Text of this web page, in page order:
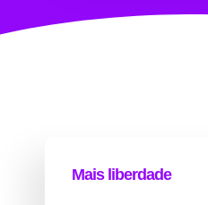
Mais liberdade